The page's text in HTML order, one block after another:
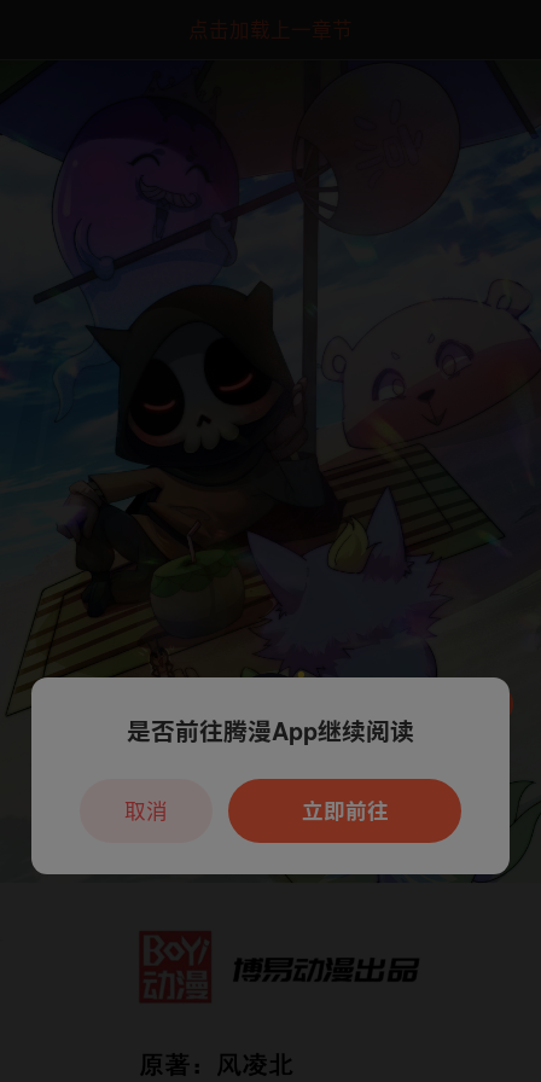
点击加载上一章节
本章节仅支持App阅读，可打开App新用
户7天免费看
是否前往腾漫App继续阅读
立即前往
取消